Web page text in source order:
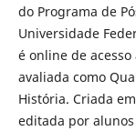
do Programa de
Universidade
é online de
avaliada como
História. Criada
editada por